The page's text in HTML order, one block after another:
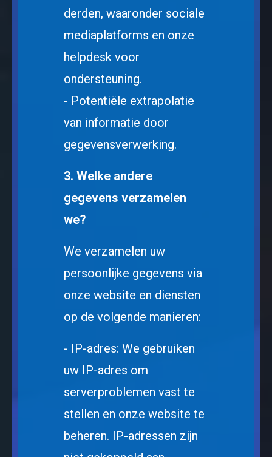
derden, waaronder sociale
mediaplatforms en onze
helpdesk voor
ondersteuning.
- Potentiële extrapolatie
van informatie door
gegevensverwerking.
3. Welke andere
gegevens verzamelen
we?
We verzamelen uw
persoonlijke gegevens via
onze website en diensten
op de volgende manieren:
- IP-adres: We gebruiken
uw IP-adres om
serverproblemen vast te
stellen en onze website te
beheren. IP-adressen zijn